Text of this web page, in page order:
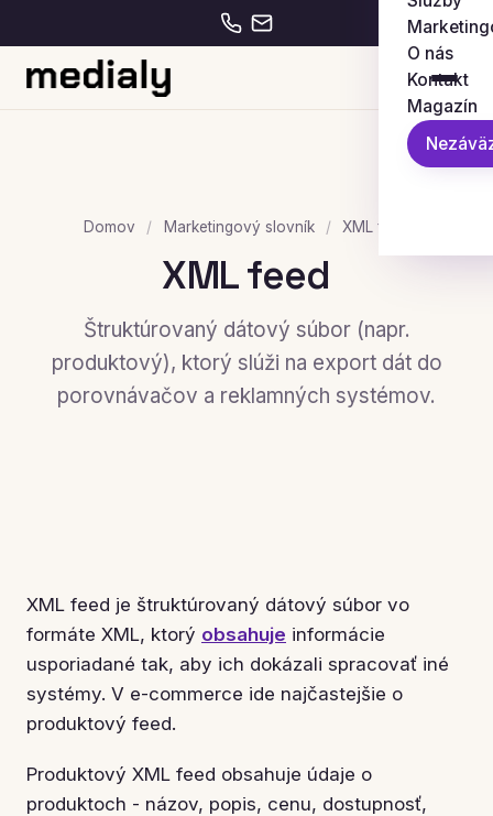
O nás
Kontakt
Magazín
Domov / Marketingový slovník / XML feed
XML feed
Štruktúrovaný dátový súbor (napr.
produktový), ktorý slúži na export dát do
porovnávačov a reklamných systémov.
XML feed je štruktúrovaný dátový súbor vo
formáte XML, ktorý obsahuje informácie
usporiadané tak, aby ich dokázali spracovať iné
systémy. V e-commerce ide najčastejšie o
produktový feed.
Produktový XML feed obsahuje údaje o
produktoch - názov, popis, cenu, dostupnosť,